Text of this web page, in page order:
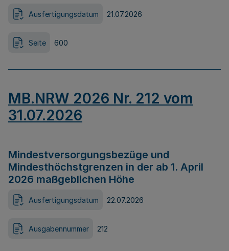
Ausfertigungsdatum 21.07.2026
Seite 600
MB.NRW 2026 Nr. 212 vom
31.07.2026
Mindestversorgungsbezüge und
Mindesthöchstgrenzen in der ab 1. April
2026 maßgeblichen Höhe
Ausfertigungsdatum 22.07.2026
Ausgabennummer 212